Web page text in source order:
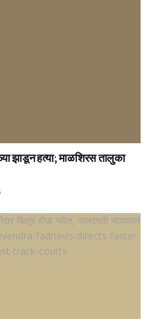
झाडून हत्या; माळशिरस तालुका